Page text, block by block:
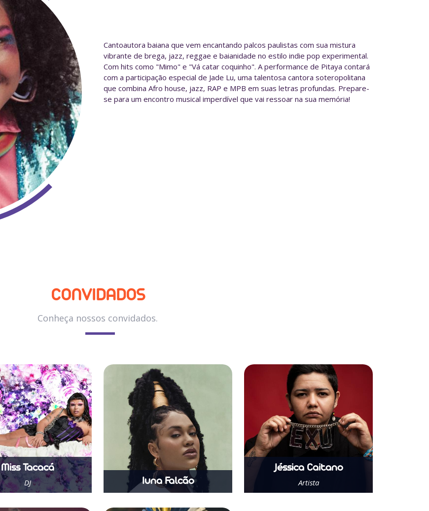
Cantoautora baiana que vem encantando palcos paulistas com sua mistura
vibrante de brega, jazz, reggae e baianidade no estilo indie pop experimental.
Com hits como "Mimo" e "Vá catar coquinho". A performance de Pitaya contará
com a participação especial de Jade Lu, uma talentosa cantora soteropolitana
que combina Afro house, jazz, RAP e MPB em suas letras profundas. Prepare-
se para um encontro musical imperdível que vai ressoar na sua memória!
CONVIDADOS
Conheça nossos convidados.
Miss Tacacá
DJ Iuna Falcão
Jéssica Caitano
Artista